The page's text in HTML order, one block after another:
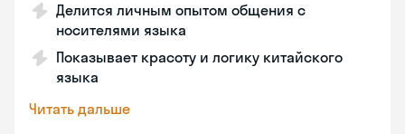
Делится личным опытом общения с
носителями языка
Показывает красоту и логику китайского
языка
Читать дальше